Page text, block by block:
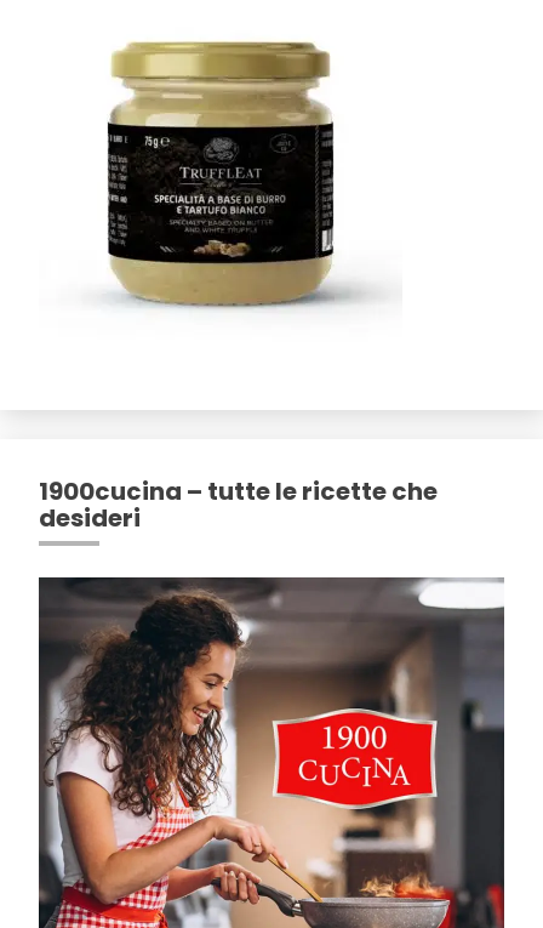
1900cucina – tutte le ricette che
desideri